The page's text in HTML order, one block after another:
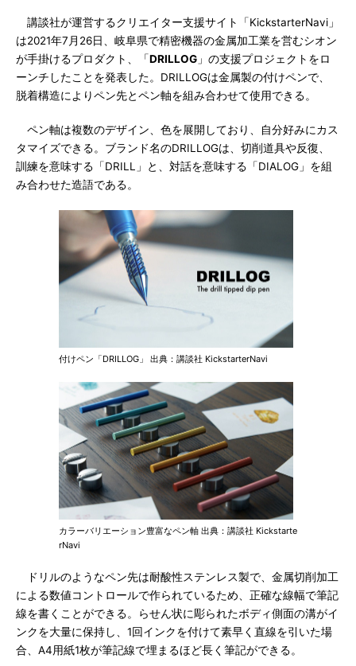
講談社が運営するクリエイター支援サイト「KickstarterNavi」
は2021年7月26日、岐阜県で精密機器の金属加工業を営むシオン
が手掛けるプロダクト、「DRILLOG 」の支援プロジェクトをロ
ーンチしたことを発表した。DRILLOGは金属製の付けペンで、
脱着構造によりペン先とペン軸を組み合わせて使用できる。
ペン軸は複数のデザイン、色を展開しており、自分好みにカス
タマイズできる。ブランド名のDRILLOGは、切削道具や反復、
訓練を意味する「DRILL」と、対話を意味する「DIALOG」を組
み合わせた造語である。
付けペン「DRILLOG」 出典：講談社 KickstarterNavi
カラーバリエーション豊富なペン軸 出典：講談社 Kickstarte
rNavi
ドリルのようなペン先は耐酸性ステンレス製で、金属切削加工
による数値コントロールで作られているため、正確な線幅で筆記
線を書くことができる。らせん状に彫られたボディ側面の溝がイ
ンクを大量に保持し、1回インクを付けて素早く直線を引いた場
合、A4用紙1枚が筆記線で埋まるほど長く筆記ができる。